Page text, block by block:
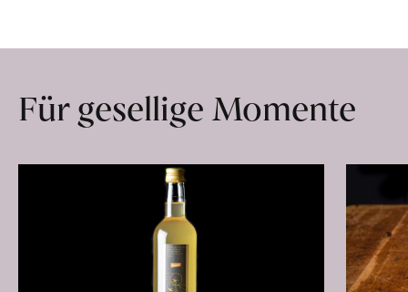
Hof
erfahren
Für gesellige Momente